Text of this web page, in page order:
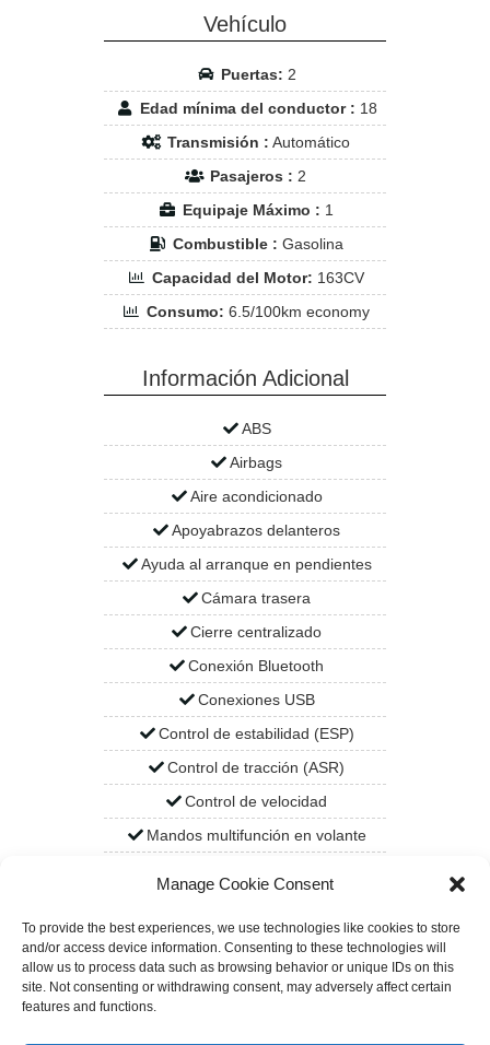
Manage Cookie Consent
To provide the best experiences, we use technologies like cookies to store
and/or access device information. Consenting to these technologies will
allow us to process data such as browsing behavior or unique IDs on this
site. Not consenting or withdrawing consent, may adversely affect certain
features and functions.
Vehículo
Puertas: 2
Edad mínima del conductor : 18
Transmisión : Automático
Pasajeros : 2
Equipaje Máximo : 1
Combustible : Gasolina
Capacidad del Motor: 163CV
Consumo: 6.5/100km economy
Información Adicional
ABS
Airbags
Aire acondicionado
Apoyabrazos delanteros
Ayuda al arranque en pendientes
Cámara trasera
Cierre centralizado
Conexión Bluetooth
Conexiones USB
Control de estabilidad (ESP)
Control de tracción (ASR)
Control de velocidad
Mandos multifunción en volante